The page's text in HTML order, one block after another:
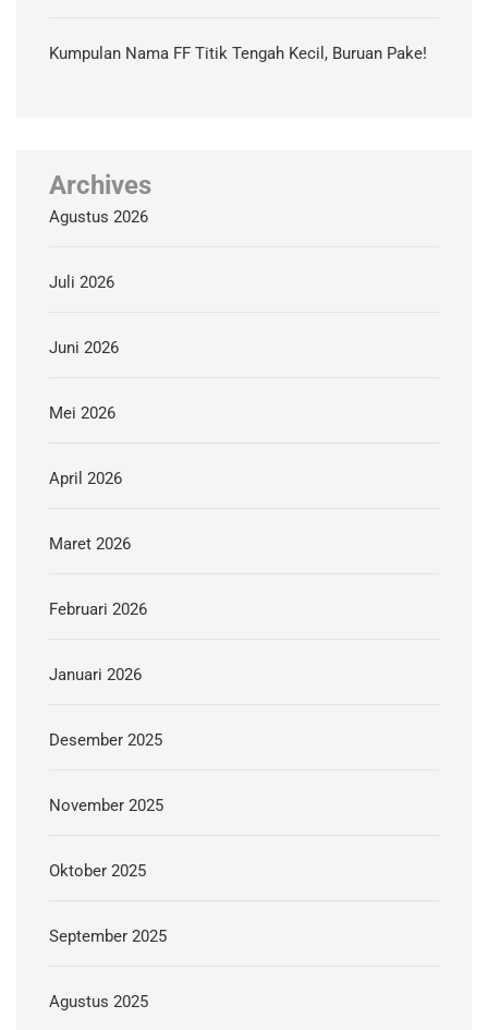
Kumpulan Nama FF Titik Tengah Kecil, Buruan Pake!
Archives
Agustus 2026
Juli 2026
Juni 2026
Mei 2026
April 2026
Maret 2026
Februari 2026
Januari 2026
Desember 2025
November 2025
Oktober 2025
September 2025
Agustus 2025